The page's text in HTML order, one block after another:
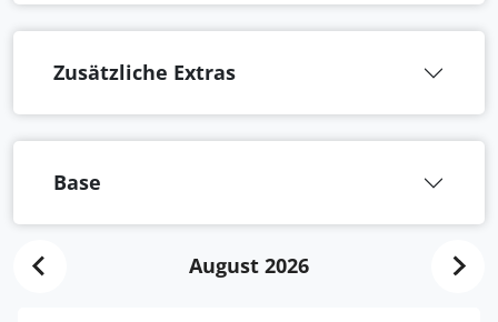
Zusätzliche Extras
Base
August 2026